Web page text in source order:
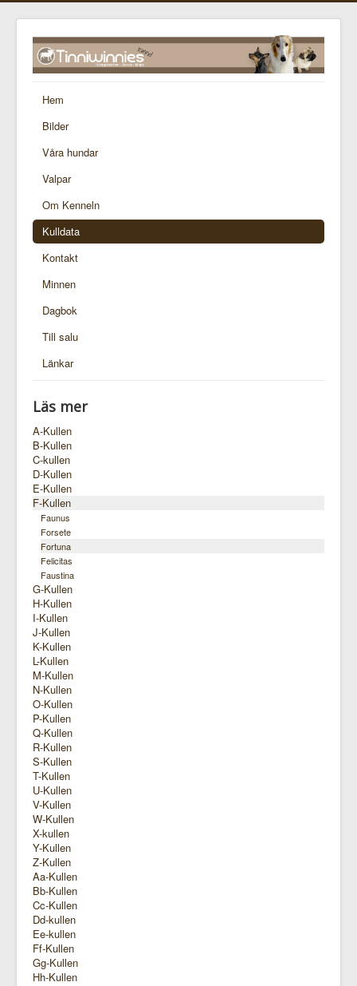
Hem
Bilder
Våra hundar
Valpar
Om Kenneln
Kulldata
Kontakt
Minnen
Dagbok
Till salu
Länkar
Läs mer
A-Kullen
B-Kullen
C-kullen
D-Kullen
E-Kullen
F-Kullen
Faunus
Forsete
Fortuna
Felicitas
Faustina
G-Kullen
H-Kullen
I-Kullen
J-Kullen
K-Kullen
L-Kullen
M-Kullen
N-Kullen
O-Kullen
P-Kullen
Q-Kullen
R-Kullen
S-Kullen
T-Kullen
U-Kullen
V-Kullen
W-Kullen
X-kullen
Y-Kullen
Z-Kullen
Aa-Kullen
Bb-Kullen
Cc-Kullen
Dd-kullen
Ee-kullen
Ff-Kullen
Gg-Kullen
Hh-Kullen